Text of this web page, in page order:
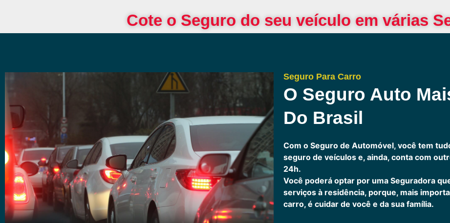
Cote o Seguro do seu veículo em várias
Seguro Para Carro
O Seguro Auto
Do Brasil
Com o Seguro de Automóvel, você tem
seguro de veículos e, ainda, conta com
24h.
Você poderá optar por uma Seguradora
serviços à residência, porque, mais
carro, é cuidar de você e da sua família.